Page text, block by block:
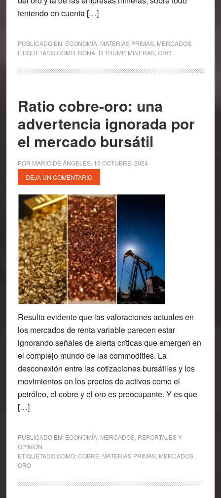
teniendo en cuenta […]
PUBLICADO EN: ECONOMÍA, MATERIAS PRIMAS, MERCADOS
ETIQUETADO COMO: DONALD TRUMP, MINERAS, ORO
Ratio cobre-oro: una
advertencia ignorada por
el mercado bursátil
POR MARIO DE ÁNGELES. 16 OCTUBRE, 2024
DEJA UN COMENTARIO
Resulta evidente que las valoraciones actuales en
los mercados de renta variable parecen estar
ignorando señales de alerta críticas que emergen en
el complejo mundo de las commodities. La
desconexión entre las cotizaciones bursátiles y los
movimientos en los precios de activos como el
petróleo, el cobre y el oro es preocupante. Y es que
[…]
PUBLICADO EN: ECONOMÍA, MERCADOS, REPORTAJES Y
OPINIÓN
ETIQUETADO COMO:COBRE MATERIAS PRIMAS, MERCADOS,
ORO